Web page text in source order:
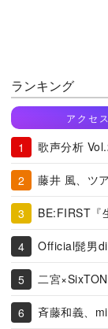
ランキング
アクセ
歌声分析
藤井 風、ツ
BE:FIRST『
Official髭男
二宮
斉藤和義、